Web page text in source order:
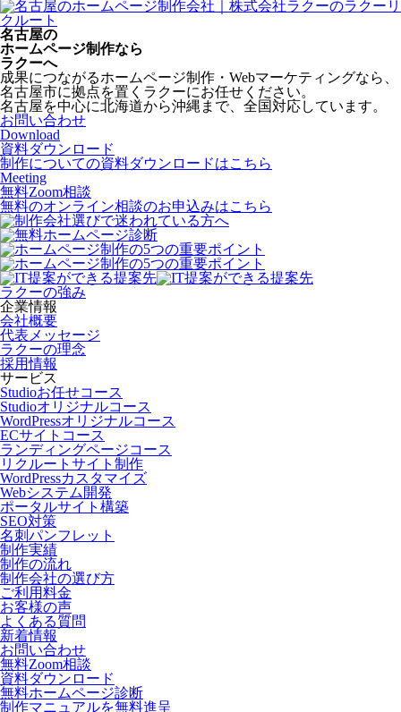
名古屋の
ホームページ制作なら
ラクーへ
成果につながるホームページ制作・Webマーケティングなら、
名古屋市に拠点を置くラクーにお任せください。
名古屋を中心に北海道から沖縄まで、全国対応しています。
お問い合わせ
Download
資料ダウンロード
制作についての資料ダウンロードはこちら
Meeting
無料Zoom相談
無料のオンライン相談のお申込みはこちら
ラクーの強み
企業情報
会社概要
代表メッセージ
ラクーの理念
採用情報
サービス
Studioお任せコース
Studioオリジナルコース
WordPressオリジナルコース
ECサイトコース
ランディングページコース
リクルートサイト制作
WordPressカスタマイズ
Webシステム開発
ポータルサイト構築
SEO対策
名刺パンフレット
制作実績
制作の流れ
制作会社の選び方
ご利用料金
お客様の声
よくある質問
新着情報
お問い合わせ
無料Zoom相談
資料ダウンロード
無料ホームページ診断
制作マニュアルを無料進呈